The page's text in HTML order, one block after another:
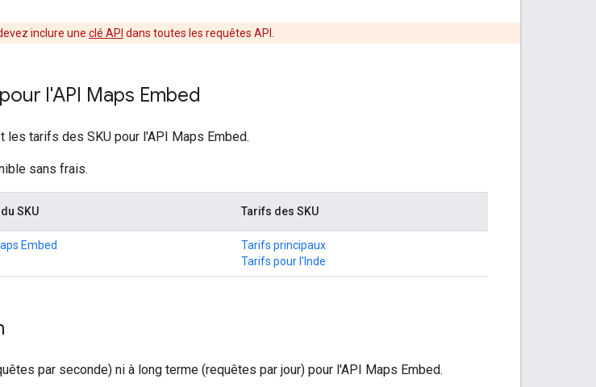
inclure une clé API dans toutes les requêtes API.
l'API Maps Embed
les tarifs des SKU pour l'API Maps Embed.
sans frais.
SKU Tarifs des SKU
Embed
Tarifs principaux
Tarifs pour l'Inde
par seconde) ni à long terme (requêtes par jour) pour l'API Maps Embed.